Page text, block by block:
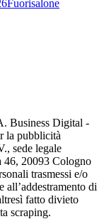
Fuorisalone
Business Digital -
la pubblicità
sede legale
46, 20093 Cologno
trasmessi e/o
di
fatto divieto
scraping.